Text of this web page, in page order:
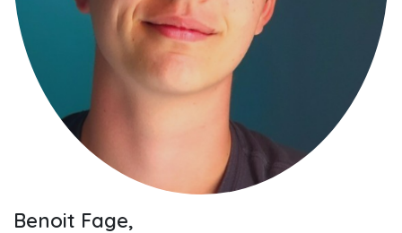
Benoit Fage,